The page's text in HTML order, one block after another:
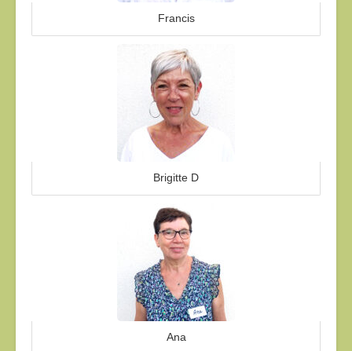
Francis
Brigitte D
Ana